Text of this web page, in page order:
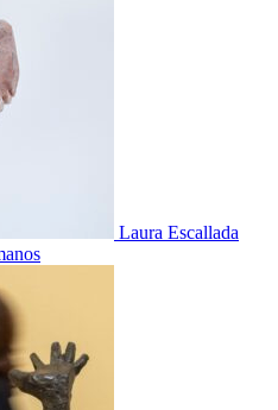
Laura Escallada